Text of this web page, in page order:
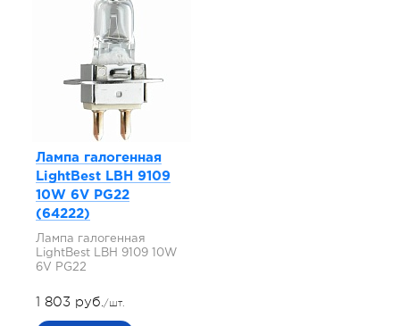
Лампа галогенная
LightBest LBH 9109
10W 6V PG22
(64222)
Лампа галогенная
LightBest LBH 9109 10W
6V PG22
1 803 руб./шт.